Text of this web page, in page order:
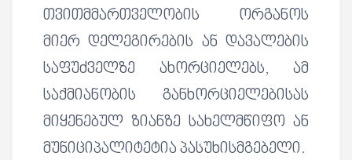
თვითმმართველობის ორგანოს
მიერ დელეგირების ან დავალების
საფუძველზე ახორციელებს, ამ
საქმიანობის განხორციელებისას
მიყენებულ ზიანზე სახელმწიფო ან
მუნიციპალიტეტია პასუხისმგებელი.